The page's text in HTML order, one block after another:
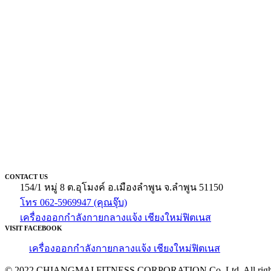
CONTACT US
154/1 หมู่ 8 ต.อุโมงค์ อ.เมืองลำพูน จ.ลำพูน 51150
โทร 062-5969947 (คุณจุ๊บ)
เครื่องออกกำลังกายกลางแจ้ง เชียงใหม่ฟิตเนส
VISIT FACEBOOK
เครื่องออกกำลังกายกลางแจ้ง เชียงใหม่ฟิตเนส